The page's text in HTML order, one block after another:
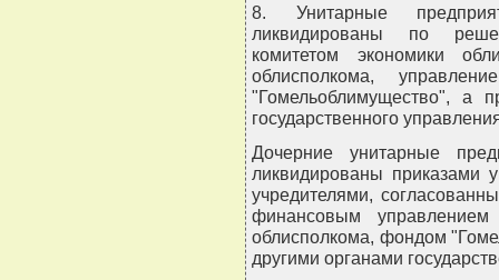
8. Унитарные
ликвидированы по
комитетом экономики
облисполкома,
"Гомельоблимущество", а
государственного
Дочерние унитарные
ликвидированы приказами
учредителями,
финансовым управлением
облисполкома, фондом
другими органами